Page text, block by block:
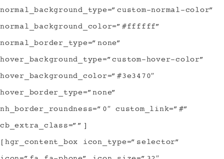
normal_background_type=”custom-normal-color”
normal_background_color=”#ffffff”
normal_border_type=”none”
hover_background_type=”custom-hover-color”
hover_background_color=”#3e3470″
hover_border_type=”none”
nh_border_roundness=”0″ custom_link=”#”
cb_extra_class=””]
[hgr_content_box icon_type=”selector”